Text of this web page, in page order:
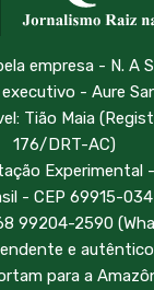
empresa - N. A
- Aure
Tião Maia
176/DRT-AC)
Experimental
- CEP 69915-034
99204-2590
e
para a